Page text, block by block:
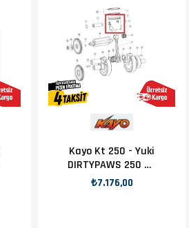
Kayo Kt 250 - Yuki
DIRTYPAWS 250 2T
Piston
₺7.176,00